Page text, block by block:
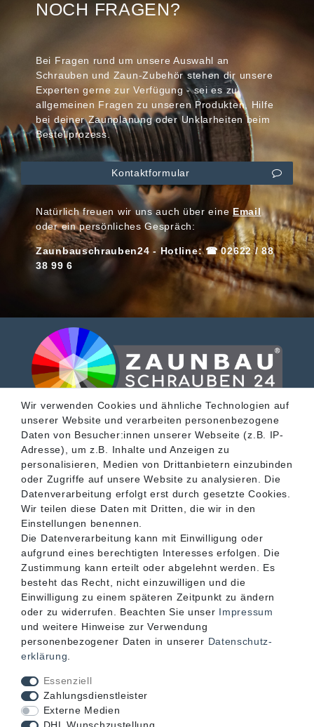
NOCH FRAGEN?
Bei Fragen rund um unsere Auswahl an
Schrauben und Zaun-Zubehör stehen dir unsere
Experten gerne zur Verfügung - sei es zu
allgemeinen Fragen zu unseren Produkten, Hilfe
bei deiner Zaunplanung oder Unklarheiten beim
Bestellprozess.
Kontaktformular
Natürlich freuen wir uns auch über eineEmail
oder ein persönliches Gespräch:
Zaunbauschrauben24 - Hotline: ☎ 02622 / 88
38 99 6
SERVICE
INFORMATIONEN
KONTAKT
Wir verwenden Cookies und ähnliche Technologien auf
unserer Website und verarbeiten personenbezogene
Daten von Besucher:innen unserer Webseite (z.B. IP-
Adresse), um z.B. Inhalte und Anzeigen zu
personalisieren, Medien von Drittanbietern einzubinden
oder Zugriffe auf unsere Website zu analysieren. Die
Datenverarbeitung erfolgt erst durch gesetzte Cookies.
Wir teilen diese Daten mit Dritten, die wir in den
Einstellungen benennen.
Die Datenverarbeitung kann mit Einwilligung oder
aufgrund eines berechtigten Interesses erfolgen. Die
Zustimmung kann erteilt oder abgelehnt werden. Es
besteht das Recht, nicht einzuwilligen und die
Einwilligung zu einem späteren Zeitpunkt zu ändern
oder zu widerrufen. Beachten Sie unser Impressum
und weitere Hinweise zur Verwendung
personenbezogener Daten in unserer Daten­schutz­
erklärung
Essenziell
Zahlungsdienstleister
Externe Medien